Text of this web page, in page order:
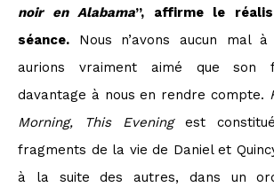
noir en Alabama”, affirme le
séance. Nous n’avons aucun mal
aurions vraiment aimé que son
davantage à nous en rendre compte.
Morning, This Eveningest
fragments de la vie de Daniel et
à la suite des autres, dans un